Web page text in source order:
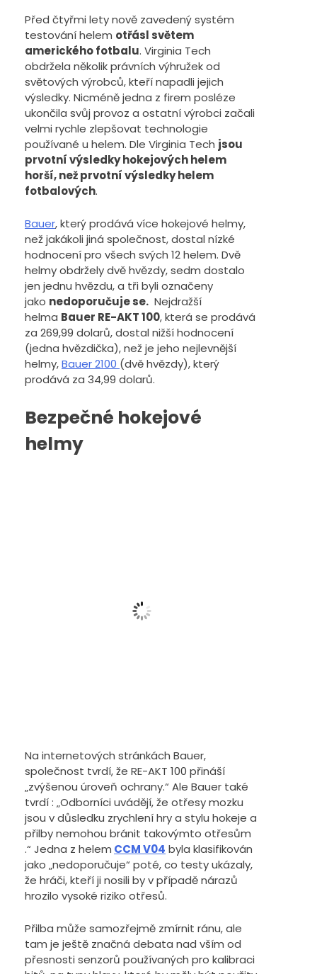
Před čtyřmi lety nově zavedený systém
testování helem otřásl světem
amerického fotbalu. Virginia Tech
obdržela několik právních výhružek od
světových výrobců, kteří napadli jejich
výsledky. Nicméně jedna z firem posléze
ukončila svůj provoz a ostatní výrobci začali
velmi rychle zlepšovat technologie
používané u helem. Dle Virginia Tech jsou
prvotní výsledky hokejových helem
horší, než prvotní výsledky helem
fotbalových.
Bauer, který prodává více hokejové helmy,
než jakákoli jiná společnost, dostal nízké
hodnocení pro všech svých 12 helem. Dvě
helmy obdržely dvě hvězdy, sedm dostalo
jen jednu hvězdu, a tři byli označeny
jako nedoporučuje se. Nejdražší
helma Bauer RE-AKT 100, která se prodává
za 269,99 dolarů, dostal nižší hodnocení
(jedna hvězdička), než je jeho nejlevnější
helmy,Bauer 2100 (dvě hvězdy), který
prodává za 34,99 dolarů.
Bezpečné hokejové
helmy
Na internetových stránkách Bauer,
společnost tvrdí, že RE-AKT 100 přináší
„zvýšenou úroveň ochrany.“ Ale Bauer také
tvrdí : „Odborníci uvádějí, že otřesy mozku
jsou v důsledku zrychlení hry a stylu hokeje a
přilby nemohou bránit takovýmto otřesům
.“ Jedna z helem CCM V04 byla klasifikován
jako „nedoporučuje“ poté, co testy ukázaly,
že hráči, kteří ji nosili by v případě nárazů
hrozilo vysoké riziko otřesů.
Přilba může samozřejmě zmírnit ránu, ale
tam je ještě značná debata nad vším od
přesnosti senzorů používaných pro kalibraci